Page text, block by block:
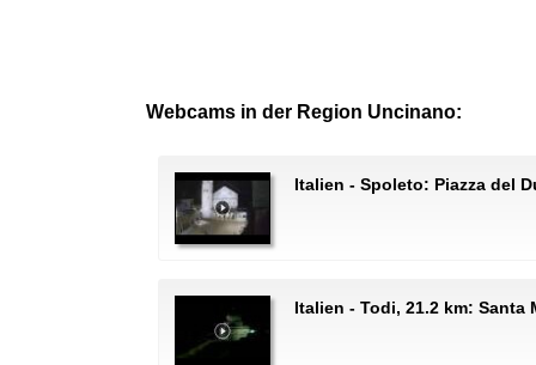
Webcams in der Region Uncinano:
Italien - Spoleto: Piazza del
Italien - Todi, 21.2 km: Santa